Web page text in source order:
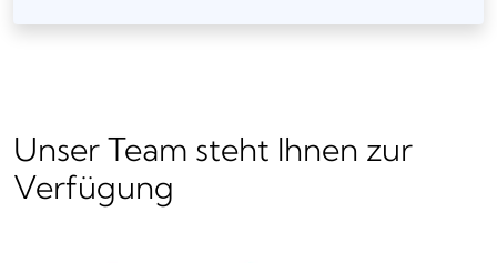
Unser Team steht Ihnen zur
Verfügung